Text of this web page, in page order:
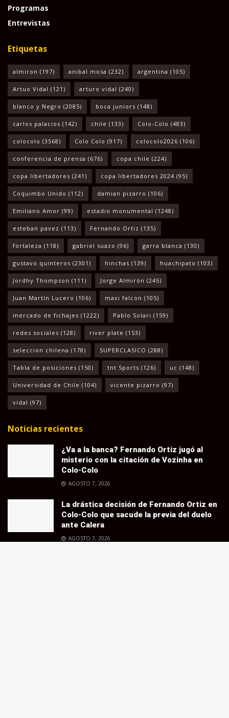
Programas
Entrevistas
Etiquetas
almiron (197) anibal mosa (232) argentina (105)
Artuo Vidal (121) arturo vidal (240)
blanco y Negro (2085) boca juniors (148)
carlos palacios (142) chile (133) Colo-Colo (483)
colocolo (3568) Colo Colo (917) colocolo2026 (106)
conferencia de prensa (676) copa chile (224)
copa libertadores (241) copa libertadores 2024 (95)
Coquimbo Unido (112) damian pizarro (106)
Emiliano Amor (99) estadio monumental (1248)
esteban pavez (113) Fernando Ortiz (135)
fortaleza (118) gabriel suazo (96) garra blanca (130)
gustavo quinteros (2301) hinchas (139) huachipato (103)
Jordhy Thompson (111) Jorge Almirón (245)
Juan Martín Lucero (106) maxi falcon (105)
mercado de fichajes (1222) Pablo Solari (159)
redes sociales (128) river plate (153)
seleccion chilena (178) SUPERCLASICO (288)
Tabla de posiciones (150) tnt Sports (126) uc (148)
Universidad de Chile (104) vicente pizarro (97)
vidal (97)
Noticias recientes
¿Va a la banca? Fernando Ortiz jugó al
misterio con la citación de Vozinha en
Colo-Colo
AGOSTO 7, 2026
La drástica decisión de Fernando Ortiz en
Colo-Colo que sacude la previa del duelo
ante Calera
AGOSTO 7, 2026